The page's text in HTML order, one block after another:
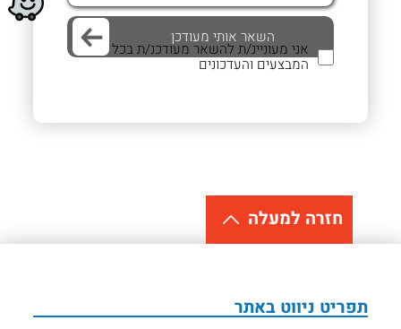
אני מעוניינ/ת להשאר מעודכנ/ת בכל
המבצעים והעדכונים
חזרה למעלה
תפריט ניווט באתר